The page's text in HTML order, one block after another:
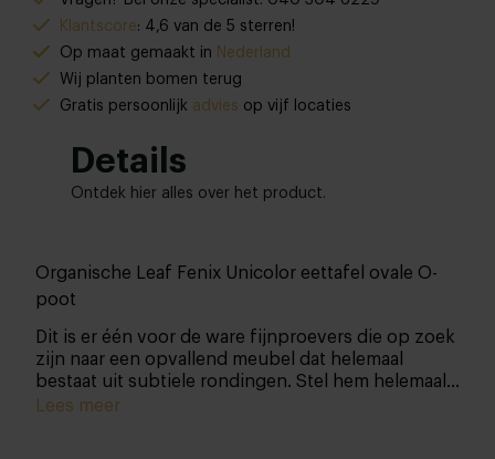
Klantscore: 4,6 van de 5 sterren!
Op maat gemaakt in Nederland
Wij planten bomen terug
Gratis persoonlijk advies op vijf locaties
Details
Ontdek hier alles over het product.
Organische Leaf Fenix Unicolor eettafel ovale O-
poot
Dit is er één voor de ware fijnproevers die op zoek
zijn naar een opvallend meubel dat helemaal
bestaat uit subtiele rondingen. Stel hem helemaal
zelf samen en match hem met de rest van je
Lees meer